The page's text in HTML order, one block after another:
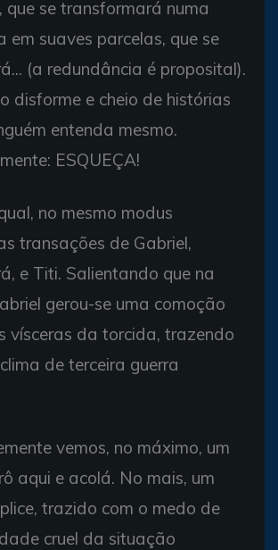
que se transformará numa
em suaves parcelas, que se
(a redundância é proposital).
disforme e cheio de histórias
entenda mesmo.
ESQUEÇA!
no mesmo modus
transações de Gabriel,
e Titi. Salientando que na
gerou-se uma comoção
vísceras da torcida, trazendo
de terceira guerra
vemos, no máximo, um
aqui e acolá. No mais, um
trazido com o medo de
cruel da situação